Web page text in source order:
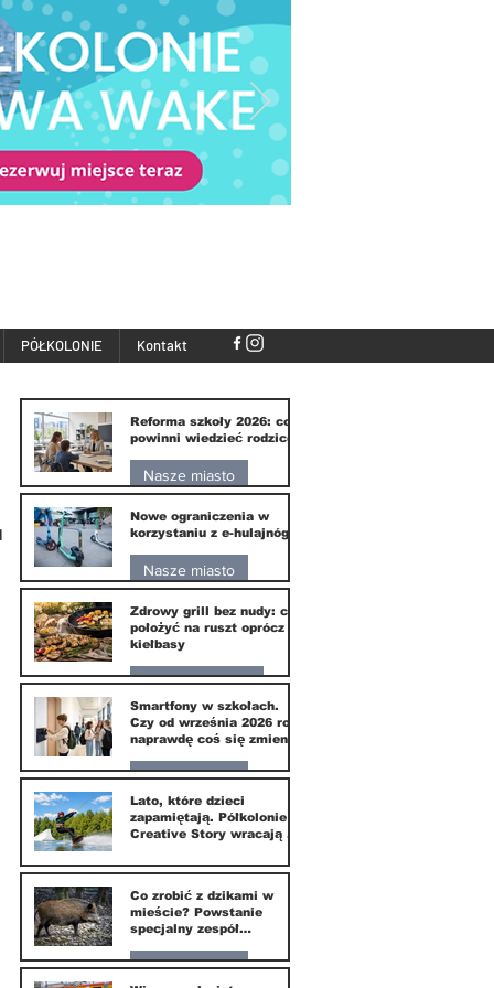
PÓŁKOLONIE Kontakt
Reforma szkoły 2026: co
powinni wiedzieć rodzice
Nasze miasto
10 lip
Nowe ograniczenia w
korzystaniu z e-hulajnóg
Nasze miasto
3 lip
Zdrowy grill bez nudy: co
położyć na ruszt oprócz
kiełbasy
Zdrowie i uroda
1 lip
Smartfony w szkołach.
Czy od września 2026 roku
naprawdę coś się zmieni?
Nasze miasto
1 lip
Lato, które dzieci
zapamiętają. Półkolonie
Creative Story wracają do
20 kwi
Co zrobić z dzikami w
mieście? Powstanie
specjalny zespół
Nasze miasto